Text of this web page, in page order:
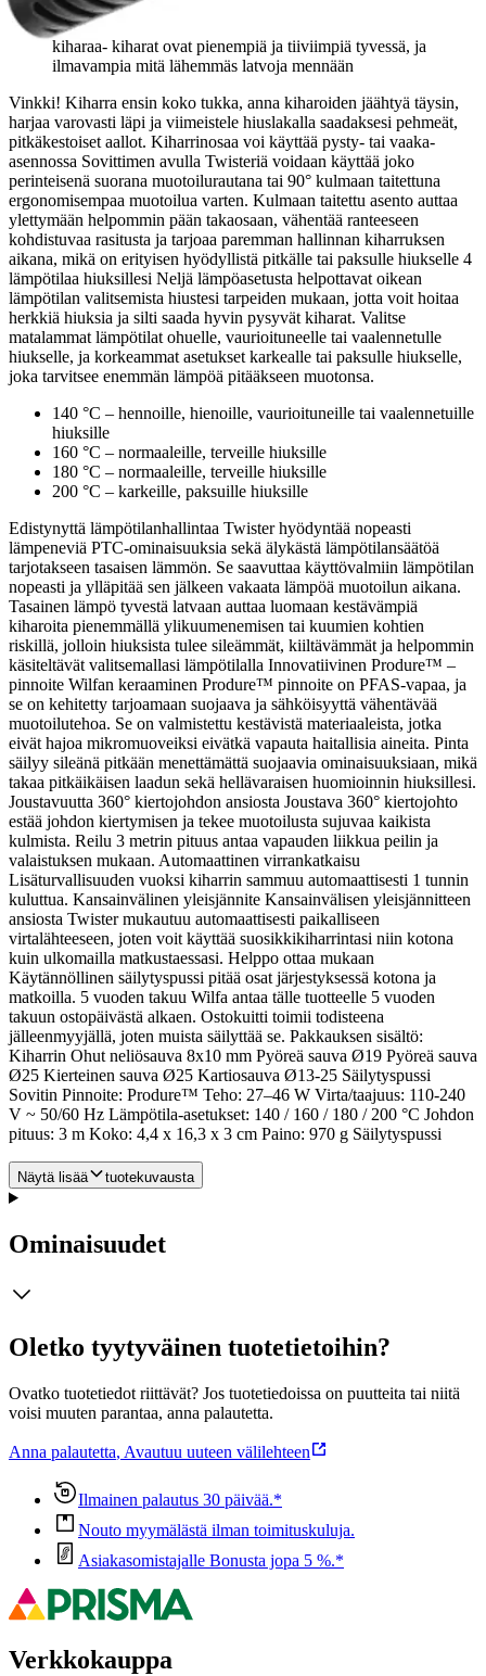
Kierteinen sauva Ø25 – täydellinen rentoon aaltokiharaan
Kartiosauva Ø13–25 – muodostaa luonnollisen näköiset
kiharaa- kiharat ovat pienempiä ja tiiviimpiä tyvessä, ja
ilmavampia mitä lähemmäs latvoja mennään
Vinkki! Kiharra ensin koko tukka, anna kiharoiden jäähtyä täysin,
harjaa varovasti läpi ja viimeistele hiuslakalla saadaksesi pehmeät,
pitkäkestoiset aallot. Kiharrinosaa voi käyttää pysty- tai vaaka-
asennossa Sovittimen avulla Twisteriä voidaan käyttää joko
perinteisenä suorana muotoilurautana tai 90° kulmaan taitettuna
ergonomisempaa muotoilua varten. Kulmaan taitettu asento auttaa
ylettymään helpommin pään takaosaan, vähentää ranteeseen
kohdistuvaa rasitusta ja tarjoaa paremman hallinnan kiharruksen
aikana, mikä on erityisen hyödyllistä pitkälle tai paksulle hiukselle 4
lämpötilaa hiuksillesi Neljä lämpöasetusta helpottavat oikean
lämpötilan valitsemista hiustesi tarpeiden mukaan, jotta voit hoitaa
herkkiä hiuksia ja silti saada hyvin pysyvät kiharat. Valitse
matalammat lämpötilat ohuelle, vaurioituneelle tai vaalennetulle
hiukselle, ja korkeammat asetukset karkealle tai paksulle hiukselle,
joka tarvitsee enemmän lämpöä pitääkseen muotonsa.
140 °C – hennoille, hienoille, vaurioituneille tai vaalennetuille
hiuksille
160 °C – normaaleille, terveille hiuksille
180 °C – normaaleille, terveille hiuksille
200 °C – karkeille, paksuille hiuksille
Edistynyttä lämpötilanhallintaa Twister hyödyntää nopeasti
lämpeneviä PTC-ominaisuuksia sekä älykästä lämpötilansäätöä
tarjotakseen tasaisen lämmön. Se saavuttaa käyttövalmiin lämpötilan
nopeasti ja ylläpitää sen jälkeen vakaata lämpöä muotoilun aikana.
Tasainen lämpö tyvestä latvaan auttaa luomaan kestävämpiä
kiharoita pienemmällä ylikuumenemisen tai kuumien kohtien
riskillä, jolloin hiuksista tulee sileämmät, kiiltävämmät ja helpommin
käsiteltävät valitsemallasi lämpötilalla Innovatiivinen Produre™ –
pinnoite Wilfan keraaminen Produre™ pinnoite on PFAS-vapaa, ja
se on kehitetty tarjoamaan suojaava ja sähköisyyttä vähentävää
muotoilutehoa. Se on valmistettu kestävistä materiaaleista, jotka
eivät hajoa mikromuoveiksi eivätkä vapauta haitallisia aineita. Pinta
säilyy sileänä pitkään menettämättä suojaavia ominaisuuksiaan, mikä
takaa pitkäikäisen laadun sekä hellävaraisen huomioinnin hiuksillesi.
Joustavuutta 360° kiertojohdon ansiosta Joustava 360° kiertojohto
estää johdon kiertymisen ja tekee muotoilusta sujuvaa kaikista
kulmista. Reilu 3 metrin pituus antaa vapauden liikkua peilin ja
valaistuksen mukaan. Automaattinen virrankatkaisu
Lisäturvallisuuden vuoksi kiharrin sammuu automaattisesti 1 tunnin
kuluttua. Kansainvälinen yleisjännite Kansainvälisen yleisjännitteen
ansiosta Twister mukautuu automaattisesti paikalliseen
virtalähteeseen, joten voit käyttää suosikkikiharrintasi niin kotona
kuin ulkomailla matkustaessasi. Helppo ottaa mukaan
Käytännöllinen säilytyspussi pitää osat järjestyksessä kotona ja
matkoilla. 5 vuoden takuu Wilfa antaa tälle tuotteelle 5 vuoden
takuun ostopäivästä alkaen. Ostokuitti toimii todisteena
jälleenmyyjällä, joten muista säilyttää se. Pakkauksen sisältö:
Kiharrin Ohut neliösauva 8x10 mm Pyöreä sauva Ø19 Pyöreä sauva
Ø25 Kierteinen sauva Ø25 Kartiosauva Ø13-25 Säilytyspussi
Sovitin Pinnoite: Produre™ Teho: 27–46 W Virta/taajuus: 110-240
V ~ 50/60 Hz Lämpötila-asetukset: 140 / 160 / 180 / 200 °C Johdon
pituus: 3 m Koko: 4,4 x 16,3 x 3 cm Paino: 970 g Säilytyspussi
Näytä lisää tuotekuvausta
Ominaisuudet
Oletko tyytyväinen tuotetietoihin?
Ovatko tuotetiedot riittävät? Jos tuotetiedoissa on puutteita tai niitä
voisi muuten parantaa, anna palautetta.
Anna palautetta, Avautuu uuteen välilehteen
Ilmainen palautus 30 päivää.*
Nouto myymälästä ilman toimituskuluja.
Asiakasomistajalle Bonusta jopa 5 %.*
Verkkokauppa